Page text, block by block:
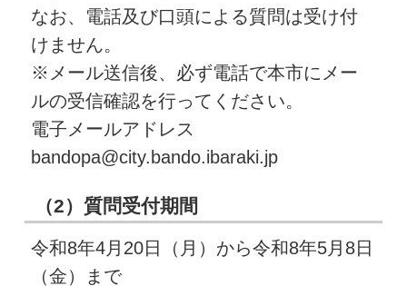
なお、電話及び口頭による質問は受け付
けません。
※メール送信後、必ず電話で本市にメー
ルの受信確認を行ってください。
電子メールアドレス
bandopa@city.bando.ibaraki.jp
（2）質問受付期間
令和8年4月20日（月）から令和8年5月8日
（金）まで